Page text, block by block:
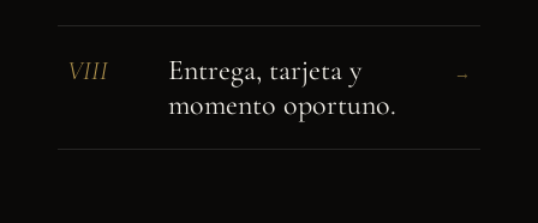
VIII
Entrega, tarjeta y
momento oportuno.
→